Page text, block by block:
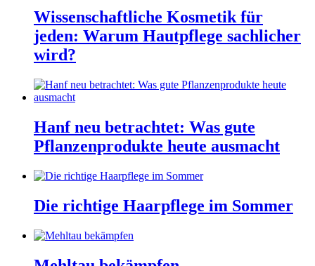
Wissenschaftliche Kosmetik für
jeden: Warum Hautpflege sachlicher
wird?
Hanf neu betrachtet: Was gute
Pflanzenprodukte heute ausmacht
Die richtige Haarpflege im Sommer